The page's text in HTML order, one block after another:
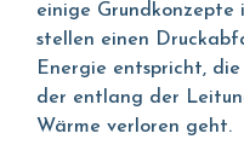
einige Grundkonzepte
stellen einen
Energie entspricht,
der entlang der
Wärme verloren geht.